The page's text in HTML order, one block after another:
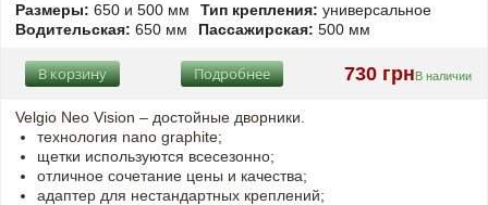
Размеры: 650 и 500 мм Тип крепления: универсальное
Водительская: 650 мм Пассажирская: 500 мм
730 грнВ наличии
Подробнее
В корзину
Velgio Neo Vision – достойные дворники.
технология nano graphite;
щетки используются всесезонно;
отличное сочетание цены и качества;
адаптер для нестандартных креплений;